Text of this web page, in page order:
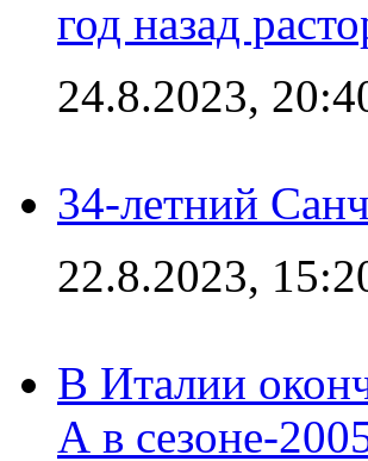
год назад
24.8.2023,
34-летний
22.8.2023,
В Италии
А в сезоне-